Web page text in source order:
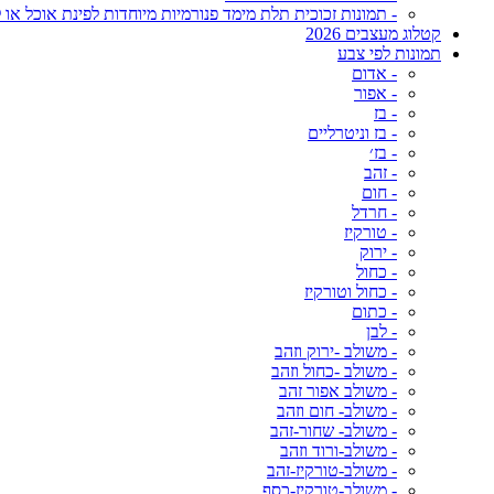
- תמונות זכוכית תלת מימד פנורמיות מיוחדות לפינת אוכל או
קטלוג מעצבים 2026
תמונות לפי צבע
- אדום
- אפור
- בז
- בז וניטרליים
- בז׳
- זהב
- חום
- חרדל
- טורקיז
- ירוק
- כחול
- כחול וטורקיז
- כתום
- לבן
- משולב -ירוק וזהב
- משולב -כחול וזהב
- משולב אפור זהב
- משולב- חום וזהב
- משולב- שחור-זהב
- משולב-ורוד וזהב
- משולב-טורקיז-זהב
- משולב-טורקיז-כסף